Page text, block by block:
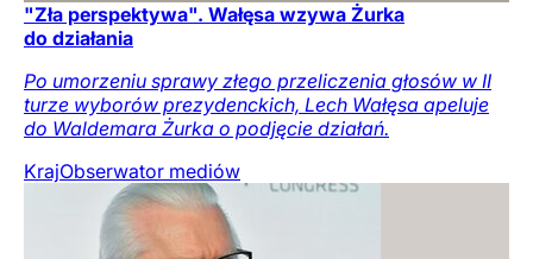
"Zła perspektywa". Wałęsa wzywa Żurka
do działania
Po umorzeniu sprawy złego przeliczenia głosów w II
turze wyborów prezydenckich, Lech Wałęsa apeluje
do Waldemara Żurka o podjęcie działań.
KrajObserwator mediów